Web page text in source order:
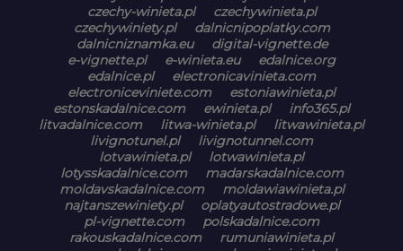
czechy-winieta.pl
czechywinieta.pl
czechywiniety.pl
dalnicnipoplatky.com
dalnicniznamka.eu
digital-vignette.de
e-vignette.pl
e-winieta.eu
edalnice.org
edalnice.pl
electronicavinieta.com
electroniceviniete.com
estoniawinieta.pl
estonskadalnice.com
ewinieta.pl
info365.pl
litvadalnice.com
litwa-winieta.pl
litwawinieta.pl
livignotunel.pl
livignotunnel.com
lotvawinieta.pl
lotwawinieta.pl
lotysskadalnice.com
madarskadalnice.com
moldavskadalnice.com
moldawiawinieta.pl
najtanszewiniety.pl
oplatyautostradowe.pl
pl-vignette.com
polskadalnice.com
rakouskadalnice.com
rumuniawinieta.pl